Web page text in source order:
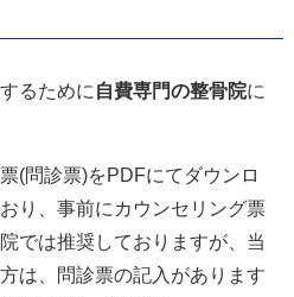
るために 自費専門の整骨院に
(問診票)をPDFにてダウンロ
り、事前にカウンセリング票
では推奨しておりますが、当
は、問診票の記入があります